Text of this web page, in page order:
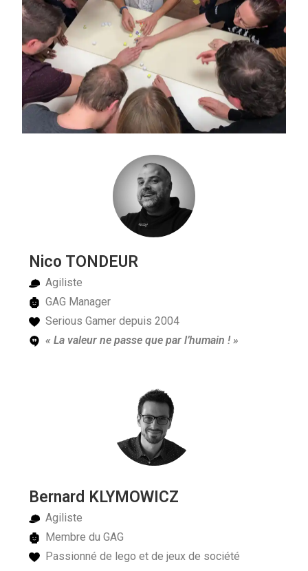
Nico TONDEUR
Agiliste
GAG Manager
Serious Gamer depuis 2004
« La valeur ne passe que par l’humain ! »
Bernard KLYMOWICZ
Agiliste
Membre du GAG
Passionné de lego et de jeux de société